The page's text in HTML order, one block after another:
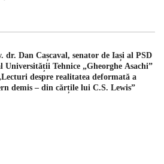
dr. Dan Cașcaval, senator de Iași al PSD
Universității Tehnice „Gheorghe Asachi”
despre realitatea deformată a
demis – din cărțile lui C.S. Lewis”